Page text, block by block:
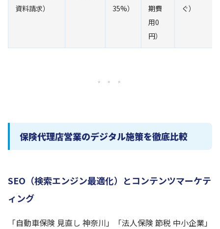
資料請求）
35%）
期費
用0
円）
ぐ）
* * *
保険代理店営業のデジタル施策を徹底比較
SEO（検索エンジン最適化）とコンテンツマーケテ
ィング
「自動車保険 見直し 神奈川」「法人保険 節税 中小企業」